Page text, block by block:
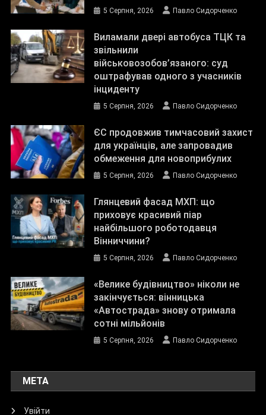
5 Серпня, 2026 Павло Сидорченко
Виламали двері автобуса ТЦК та
звільнили
військовозобов’язаного: суд
оштрафував одного з учасників
інциденту
5 Серпня, 2026 Павло Сидорченко
ЄС продовжив тимчасовий захист
для українців, але запровадив
обмеження для новоприбулих
5 Серпня, 2026 Павло Сидорченко
Глянцевий фасад МХП: що
приховує красивий піар
найбільшого роботодавця
Вінниччини?
5 Серпня, 2026 Павло Сидорченко
«Велике будівництво» ніколи не
закінчується: вінницька
«Автострада» знову отримала
сотні мільйонів
5 Серпня, 2026 Павло Сидорченко
МЕТА
Увійти